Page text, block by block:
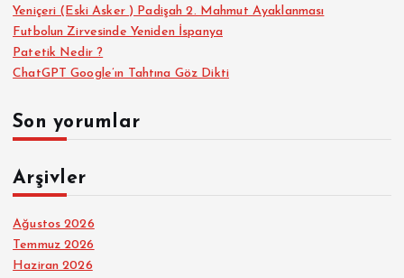
Yeniçeri (Eski Asker ) Padişah 2. Mahmut Ayaklanması
Futbolun Zirvesinde Yeniden İspanya
Patetik Nedir ?
ChatGPT Google’ın Tahtına Göz Dikti
Son yorumlar
Arşivler
Ağustos 2026
Temmuz 2026
Haziran 2026